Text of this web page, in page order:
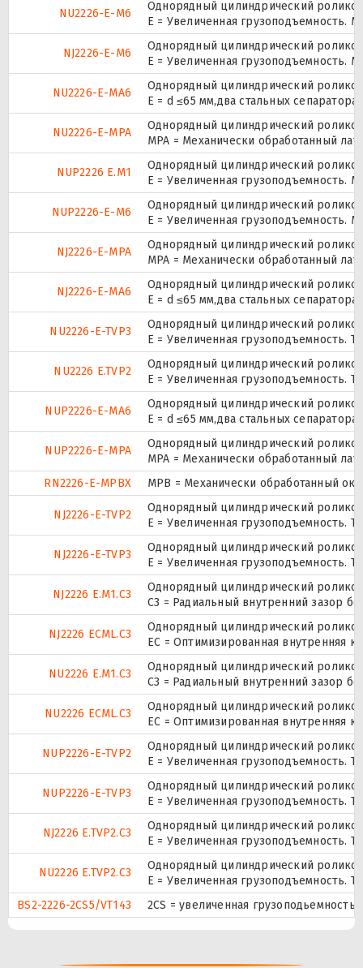
NU2226-E-M6
Однорядный цилиндрический
E = Увеличенная грузоподъемность.
NJ2226-E-M6
Однорядный цилиндрический
E = Увеличенная грузоподъемность.
NU2226-E-MA6
Однорядный цилиндрический
E = d ≤65 мм,два стальных
NU2226-E-MPA
Однорядный цилиндрический
MPA = Механически обработанный
NUP2226 E.M1
Однорядный цилиндрический
E = Увеличенная грузоподъемность.
NUP2226-E-M6
Однорядный цилиндрический
E = Увеличенная грузоподъемность.
NJ2226-E-MPA
Однорядный цилиндрический
MPA = Механически обработанный
NJ2226-E-MA6
Однорядный цилиндрический
E = d ≤65 мм,два стальных
NU2226-E-TVP3
Однорядный цилиндрический
E = Увеличенная грузоподъемность.
NU2226 E.TVP2
Однорядный цилиндрический
E = Увеличенная грузоподъемность.
NUP2226-E-MA6
Однорядный цилиндрический
E = d ≤65 мм,два стальных
NUP2226-E-MPA
Однорядный цилиндрический
MPA = Механически обработанный
RN2226-E-MPBX
MPB = Механически обработанный
NJ2226-E-TVP2
Однорядный цилиндрический
E = Увеличенная грузоподъемность.
NJ2226-E-TVP3
Однорядный цилиндрический
E = Увеличенная грузоподъемность.
NJ2226 E.M1.C3
Однорядный цилиндрический
C3 = Радиальный внутренний зазор
NJ2226 ECML.C3
Однорядный цилиндрический
EC = Оптимизированная внутренняя
NU2226 E.M1.C3
Однорядный цилиндрический
C3 = Радиальный внутренний зазор
NU2226 ECML.C3
Однорядный цилиндрический
EC = Оптимизированная внутренняя
NUP2226-E-TVP2
Однорядный цилиндрический
E = Увеличенная грузоподъемность.
NUP2226-E-TVP3
Однорядный цилиндрический
E = Увеличенная грузоподъемность.
NJ2226 E.TVP2.C3
Однорядный цилиндрический
E = Увеличенная грузоподъемность.
NU2226 E.TVP2.C3
Однорядный цилиндрический
E = Увеличенная грузоподъемность.
BS2-2226-2CS5/VT143
2CS = увеличенная